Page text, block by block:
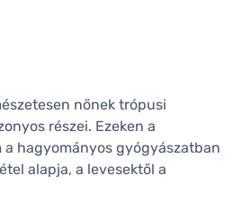
nőnek trópusi
részei. Ezeken a
hagyományos gyógyászatban
alapja, a levesektől a